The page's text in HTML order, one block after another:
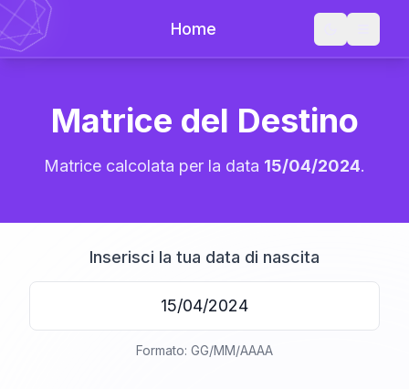
Home
Matrice del Destino
Matrice calcolata per la data 15/04/2024.
Inserisci la tua data di nascita
Formato: GG/MM/AAAA